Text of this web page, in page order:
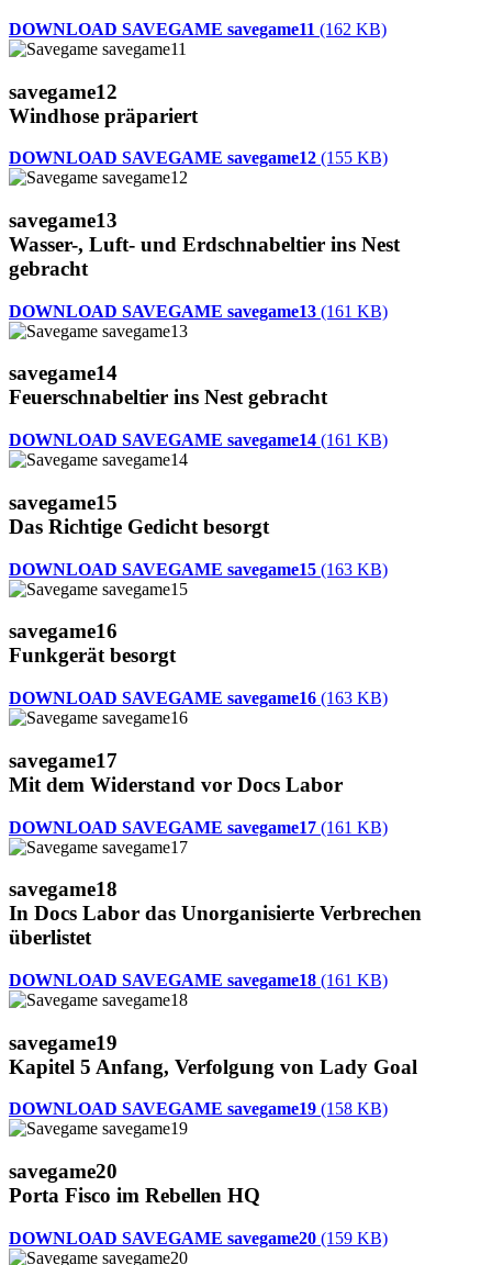
DOWNLOAD SAVEGAME savegame11 (162 KB)
savegame12
Windhose präpariert
DOWNLOAD SAVEGAME savegame12 (155 KB)
savegame13
Wasser-, Luft- und Erdschnabeltier ins Nest
gebracht
DOWNLOAD SAVEGAME savegame13 (161 KB)
savegame14
Feuerschnabeltier ins Nest gebracht
DOWNLOAD SAVEGAME savegame14 (161 KB)
savegame15
Das Richtige Gedicht besorgt
DOWNLOAD SAVEGAME savegame15 (163 KB)
savegame16
Funkgerät besorgt
DOWNLOAD SAVEGAME savegame16 (163 KB)
savegame17
Mit dem Widerstand vor Docs Labor
DOWNLOAD SAVEGAME savegame17 (161 KB)
savegame18
In Docs Labor das Unorganisierte Verbrechen
überlistet
DOWNLOAD SAVEGAME savegame18 (161 KB)
savegame19
Kapitel 5 Anfang, Verfolgung von Lady Goal
DOWNLOAD SAVEGAME savegame19 (158 KB)
savegame20
Porta Fisco im Rebellen HQ
DOWNLOAD SAVEGAME savegame20 (159 KB)